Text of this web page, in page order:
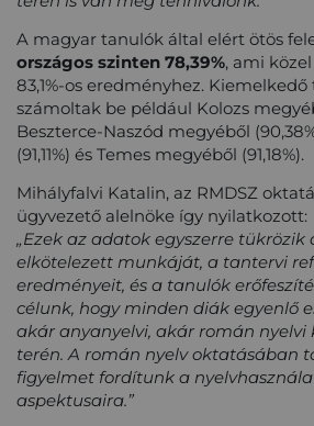
A magyar tanulók által elért ötös
országos szinten 78,39%, ami
83,1%-os eredményhez.
számoltak be például Kolozs
Beszterce-Naszód megyéből
(91,11%) és Temes megyéből (91,18%).
Mihályfalvi Katalin, az RMDSZ
ügyvezető alelnöke így nyilatkozott:
„Ezek az adatok egyszerre
elkötelezett munkáját, a tantervi
eredményeit, és a tanulók
célunk, hogy minden diák egyenlő
akár anyanyelvi, akár román
terén. A román nyelv oktatásában
figyelmet fordítunk a
aspektusaira.”